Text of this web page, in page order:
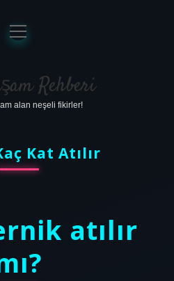
Politikası
Uyarı
menüyü
aç
Rehberi
alan neşeli fikirler!
Kat Atılır
atılır